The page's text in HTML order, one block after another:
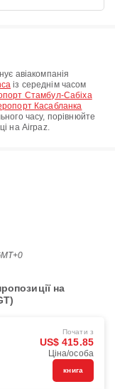
авіакомпанія
із середнім часом
Стамбул-Сабіха
Касабланка
часу, порівнюйте
на Airpaz.
на
Почати з
US$ 415.85
Ціна/особа
книга